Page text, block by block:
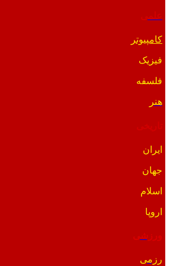
کامپیوتر
فیزیک
فلسفه
هنر
ایران
جهان
اسلام
اروپا
ورزشی
رزمی